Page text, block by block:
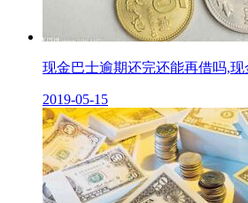
现金巴士逾期还完还能再借吗,
2019-05-15